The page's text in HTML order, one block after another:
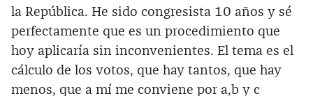
la República. He sido congresista 10 años y sé
perfectamente que es un procedimiento que
hoy aplicaría sin inconvenientes. El tema es el
cálculo de los votos, que hay tantos, que hay
menos, que a mí me conviene por a,b y c